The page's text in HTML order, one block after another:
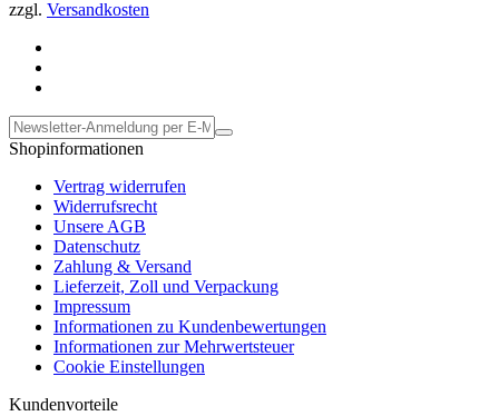
zzgl. Versandkosten
Shopinformationen
Vertrag widerrufen
Widerrufsrecht
Unsere AGB
Datenschutz
Zahlung & Versand
Lieferzeit, Zoll und Verpackung
Impressum
Informationen zu Kundenbewertungen
Informationen zur Mehrwertsteuer
Cookie Einstellungen
Kundenvorteile